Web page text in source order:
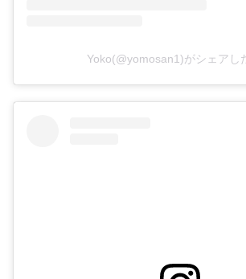
Yoko(@yomosan1)がシェアし